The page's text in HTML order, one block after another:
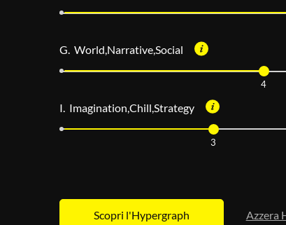
G. World,Narrative,Social
4
I. Imagination,Chill,Strategy
3
Azzera